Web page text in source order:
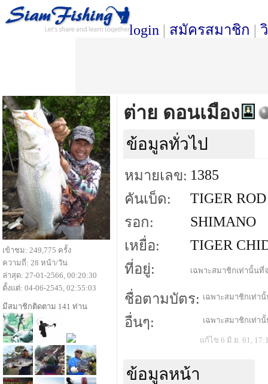
login | สมัครสมาชิก |
ต่าย ดอนเมือง
ข้อมูลทั่วไป
หมายเลข: 1385
คันเบ็ด:
TIGER ROD
รอก:
SHIMANO
เหยื่อ:
TIGER
ที่อยู่:
เฉพาะสมาชิกเท่านั้นที่
ชื่อตามบัตร: เฉพาะสมาชิกเท่า
อื่นๆ: เฉพาะสมาชิกเท่า
แก้ไข 6 มิ.ย. 61,
ข้อมูลหน้า
เข้าชม: 249,775 ครั้ง
ความถี่: 28 หน้า/วัน
ล่าสุด: 27-01-2566, 00:20:30
ตั้งแต่: 04-06-2545, 02:55:03
มีสมาชิกติดตาม 141 ท่าน